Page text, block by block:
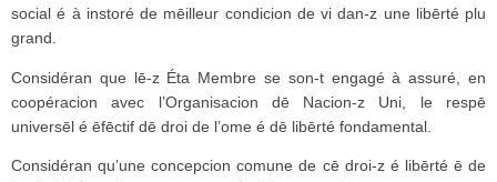
social é à instoré de mēilleur condicion de vi dan-z une libērté plu
grand.
Considéran que lē-z Éta Membre se son-t engagé à assuré, en
coopéracion avec l’Organisacion dē Nacion-z Uni, le respē
universēl é ēfēctif dē droi de l’ome é dē libērté fondamental.
Considéran qu’une concepcion comune de cē droi-z é libērté ē de